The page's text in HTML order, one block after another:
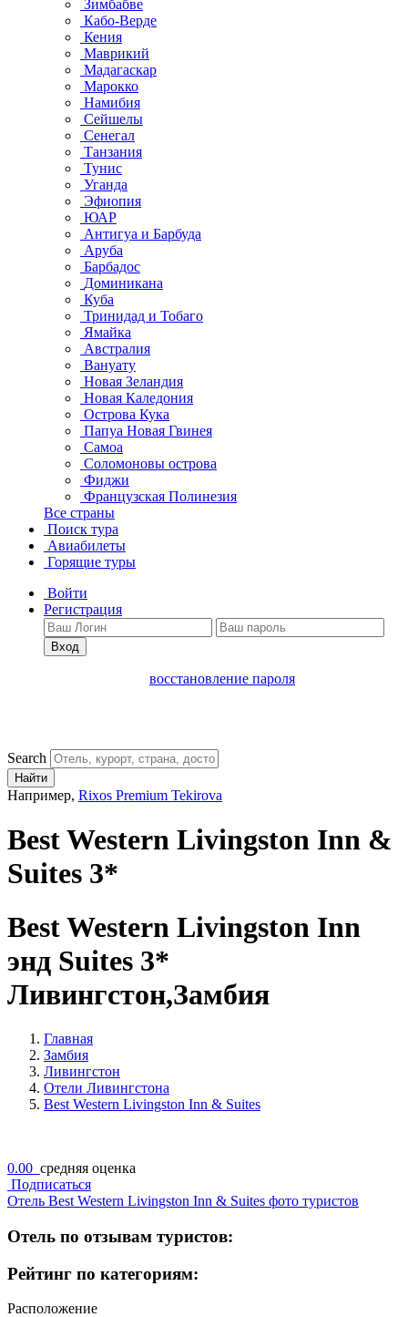
Зимбабве
Кабо-Верде
Кения
Маврикий
Мадагаскар
Марокко
Намибия
Сейшелы
Сенегал
Танзания
Тунис
Уганда
Эфиопия
ЮАР
Антигуа и Барбуда
Аруба
Барбадос
Доминикана
Куба
Тринидад и Тобаго
Ямайка
Австралия
Вануату
Новая Зеландия
Новая Каледония
Острова Кука
Папуа Новая Гвинея
Самоа
Соломоновы острова
Фиджи
Французская Полинезия
Все страны
Поиск тура
Авиабилеты
Горящие туры
Войти
Регистрация
Вход
восстановление пароля
Search
Найти
Например, Rixos Premium Tekirova
Best Western Livingston Inn &
Suites 3*
Best Western Livingston Inn
энд Suites 3*
Ливингстон,Замбия
Главная
Замбия
Ливингстон
Отели Ливингстона
Best Western Livingston Inn & Suites
0.00 средняя оценка
Подписаться
Отель Best Western Livingston Inn & Suites фото туристов
Отель по отзывам туристов:
Рейтинг по категориям:
Расположение